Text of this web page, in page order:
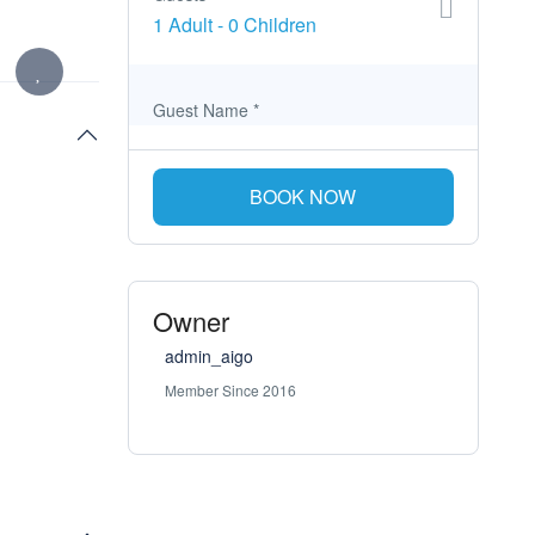
1 Adult-0 Children
Guest Name *
BOOK NOW
Owner
admin_aigo
Member Since 2016